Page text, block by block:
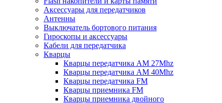
Аксессуары для передатчиков
Антенны
Выключатель бортового питания
Гироскопы и аксессуары
Кабели для передатчика
Кварцы
Кварцы передатчика AM 27Mhz
Кварцы передатчика AM 40Mhz
Кварцы передатчика FM
Кварцы приемника FM
Кварцы приемника двойного